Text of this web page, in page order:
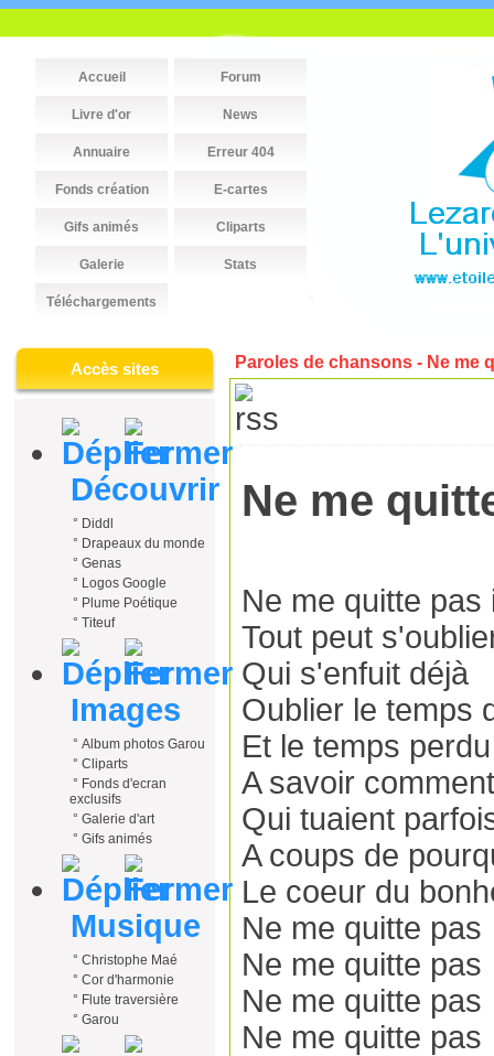
Accueil Forum
Livre d'or News
Annuaire Erreur 404
Fonds création E-cartes
Gifs animés Cliparts
Galerie Stats
Téléchargements
Accès sites
Découvrir
° Diddl
° Drapeaux du monde
° Genas
° Logos Google
° Plume Poétique
° Titeuf
Images
° Album photos Garou
° Cliparts
° Fonds d'ecran
exclusifs
° Galerie d'art
° Gifs animés
Musique
° Christophe Maé
° Cor d'harmonie
° Flute traversière
° Garou
Paroles de chansons - Ne me
Ne me
Ne me quitte pas
Tout peut
Qui s'enfuit déjà
Oublier le temps
Et le temps perdu
A savoir
Qui tuaient
A coups de
Le coeur du
Ne me quitte pas
Ne me quitte pas
Ne me quitte pas
Ne me quitte pas